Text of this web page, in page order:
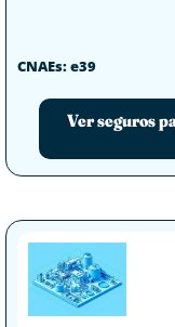
CNAEs: e39
Ver seguros